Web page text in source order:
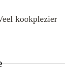
kookplezier